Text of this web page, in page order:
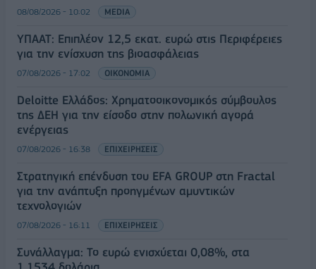
08/08/2026 - 10:02 MEDIA
ΥΠΑΑΤ: Επιπλέον 12,5 εκατ. ευρώ στις Περιφέρειες
για την ενίσχυση της βιοασφάλειας
07/08/2026 - 17:02 ΟΙΚΟΝΟΜΙΑ
Deloitte Ελλάδος: Χρηματοοικονομικός σύμβουλος
της ΔΕΗ για την είσοδο στην πολωνική αγορά
ενέργειας
07/08/2026 - 16:38 ΕΠΙΧΕΙΡΗΣΕΙΣ
Στρατηγική επένδυση του EFA GROUP στη Fractal
για την ανάπτυξη προηγμένων αμυντικών
τεχνολογιών
07/08/2026 - 16:11 ΕΠΙΧΕΙΡΗΣΕΙΣ
Συνάλλαγμα: Το ευρώ ενισχύεται 0,08%, στα